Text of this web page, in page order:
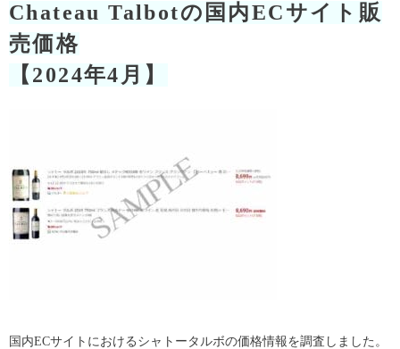
Chateau Talbotの国内ECサイト販
売価格
【2024年4月】
国内ECサイトにおけるシャトータルボの価格情報を調査しました。